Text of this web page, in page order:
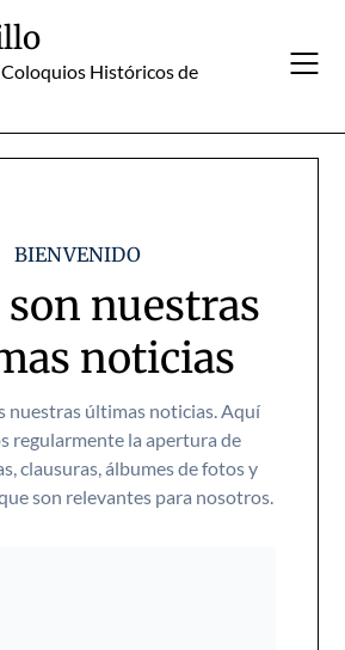
Históricos de
BIENVENIDO
son nuestras
noticias
nuestras últimas noticias. Aquí
regularmente la apertura de
clausuras, álbumes de fotos y
son relevantes para nosotros.